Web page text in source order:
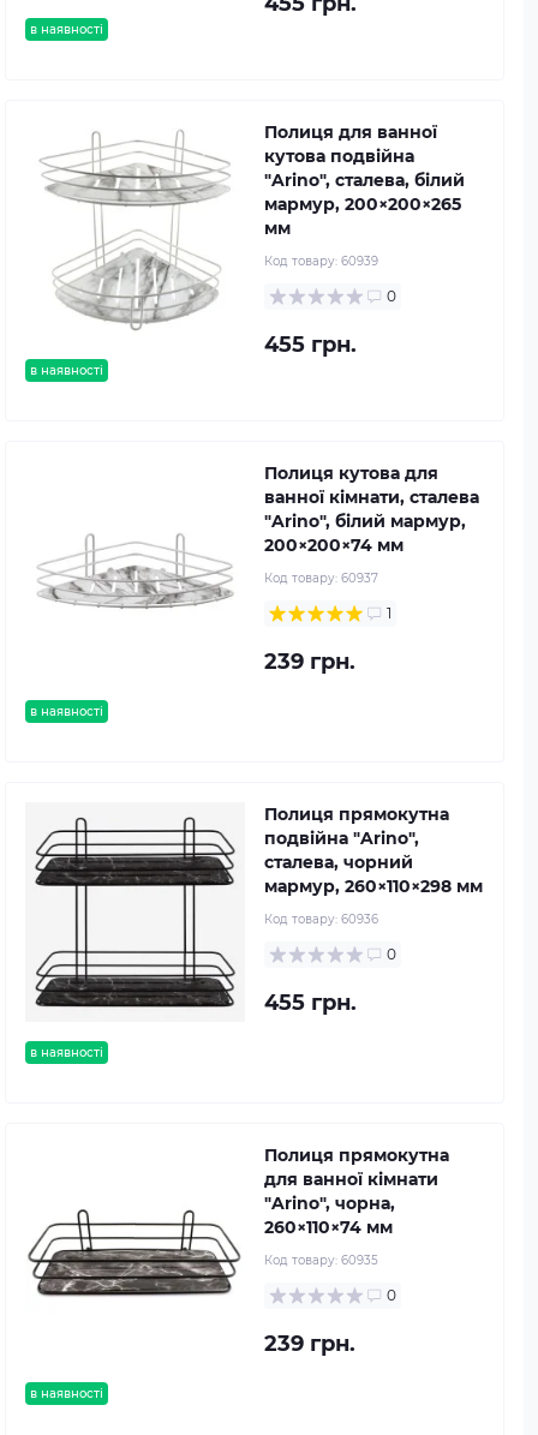
в наявності
в наявності
Полиця для ванної
кутова подвійна
"Arino", сталева, білий
мармур, 200×200×265
мм
Код товару: 60939
0
455 грн.
в наявності
Полиця кутова для
ванної кімнати, сталева
"Arino", білий мармур,
200×200×74 мм
Код товару: 60937
1
239 грн.
в наявності
Полиця прямокутна
подвійна "Arino",
сталева, чорний
мармур, 260×110×298 мм
Код товару: 60936
0
455 грн.
в наявності
Полиця прямокутна
для ванної кімнати
"Arino", чорна,
260×110×74 мм
Код товару: 60935
0
239 грн.